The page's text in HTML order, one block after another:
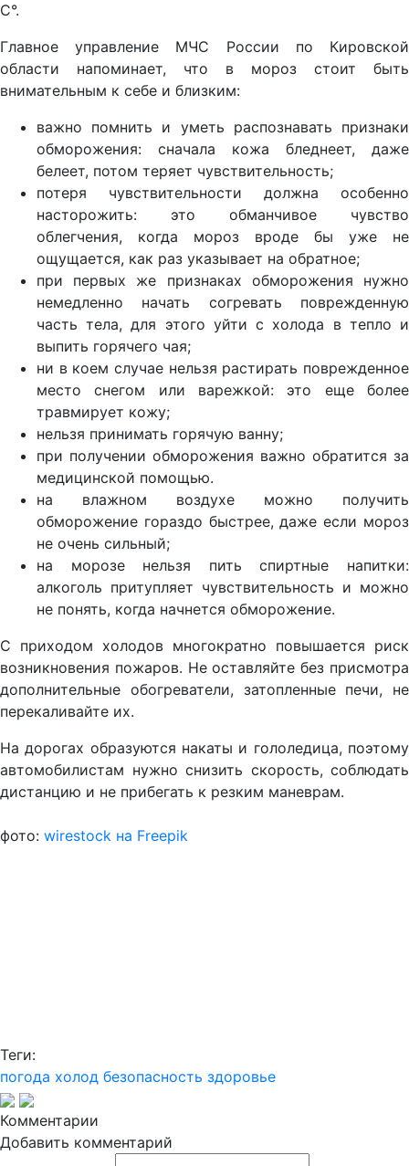
С°.
Главное управление МЧС России по Кировской
области напоминает, что в мороз стоит быть
внимательным к себе и близким:
важно помнить и уметь распознавать признаки
обморожения: сначала кожа бледнеет, даже
белеет, потом теряет чувствительность;
потеря чувствительности должна особенно
насторожить: это обманчивое чувство
облегчения, когда мороз вроде бы уже не
ощущается, как раз указывает на обратное;
при первых же признаках обморожения нужно
немедленно начать согревать поврежденную
часть тела, для этого уйти с холода в тепло и
выпить горячего чая;
ни в коем случае нельзя растирать поврежденное
место снегом или варежкой: это еще более
травмирует кожу;
нельзя принимать горячую ванну;
при получении обморожения важно обратится за
медицинской помощью.
на влажном воздухе можно получить
обморожение гораздо быстрее, даже если мороз
не очень сильный;
на морозе нельзя пить спиртные напитки:
алкоголь притупляет чувствительность и можно
не понять, когда начнется обморожение.
С приходом холодов многократно повышается риск
возникновения пожаров. Не оставляйте без присмотра
дополнительные обогреватели, затопленные печи, не
перекаливайте их.
На дорогах образуются накаты и гололедица, поэтому
автомобилистам нужно снизить скорость, соблюдать
дистанцию и не прибегать к резким маневрам.
фото: wirestock на Freepik
Теги:
погода холод безопасность здоровье
Комментарии
Добавить комментарий